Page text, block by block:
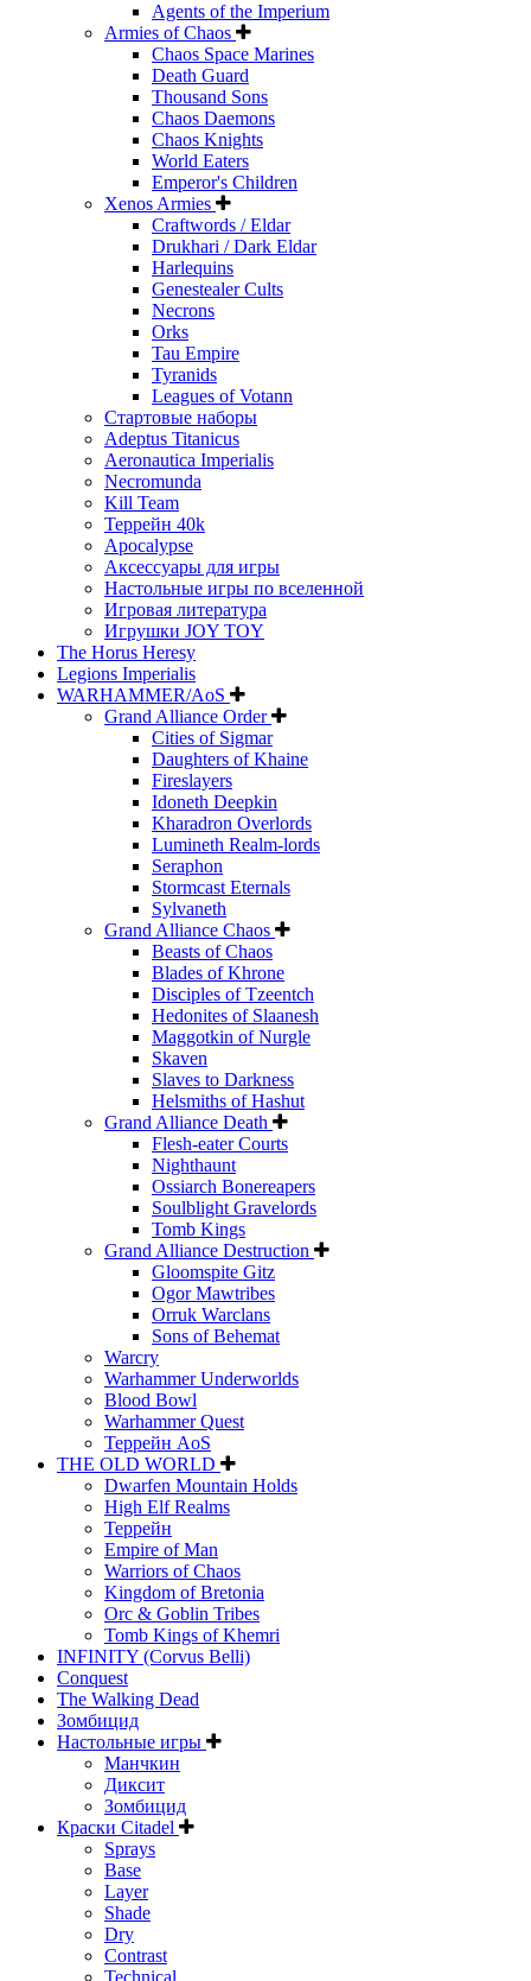
Agents of the Imperium
Armies of Chaos
Chaos Space Marines
Death Guard
Thousand Sons
Chaos Daemons
Chaos Knights
World Eaters
Emperor's Children
Xenos Armies
Craftwords / Eldar
Drukhari / Dark Eldar
Harlequins
Genestealer Cults
Necrons
Orks
Tau Empire
Tyranids
Leagues of Votann
Стартовые наборы
Adeptus Titanicus
Aeronautica Imperialis
Necromunda
Kill Team
Террейн 40k
Apocalypse
Аксессуары для игры
Настольные игры по вселенной
Игровая литература
Игрушки JOY TOY
The Horus Heresy
Legions Imperialis
WARHAMMER/AoS
Grand Alliance Order
Cities of Sigmar
Daughters of Khaine
Fireslayers
Idoneth Deepkin
Kharadron Overlords
Lumineth Realm-lords
Seraphon
Stormcast Eternals
Sylvaneth
Grand Alliance Chaos
Beasts of Chaos
Blades of Khrone
Disciples of Tzeentch
Hedonites of Slaanesh
Maggotkin of Nurgle
Skaven
Slaves to Darkness
Helsmiths of Hashut
Grand Alliance Death
Flesh-eater Courts
Nighthaunt
Ossiarch Bonereapers
Soulblight Gravelords
Tomb Kings
Grand Alliance Destruction
Gloomspite Gitz
Ogor Mawtribes
Orruk Warclans
Sons of Behemat
Warcry
Warhammer Underworlds
Blood Bowl
Warhammer Quest
Террейн AoS
THE OLD WORLD
Dwarfen Mountain Holds
High Elf Realms
Террейн
Empire of Man
Warriors of Chaos
Kingdom of Bretonia
Orc & Goblin Tribes
Tomb Kings of Khemri
INFINITY (Corvus Belli)
Conquest
The Walking Dead
Зомбицид
Настольные игры
Манчкин
Диксит
Зомбицид
Краски Citadel
Sprays
Base
Layer
Shade
Dry
Contrast
Technical